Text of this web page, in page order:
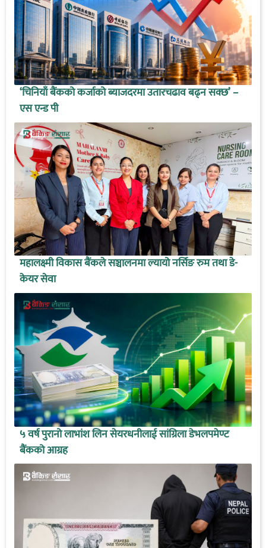
‘चिनियाँ बैंकको कर्जाको ब्याजदरमा उतारचढाव बढ्न सक्छ’ –
एस एन्ड पी
महालक्ष्मी विकास बैंकले सञ्चालनमा ल्यायो नर्सिङ रुम तथा डे-
केयर सेवा
५ वर्ष पुरानो लाभांश लिन सेयरधनीलाई सांग्रिला डेभलपमेण्ट
बैंकको आग्रह